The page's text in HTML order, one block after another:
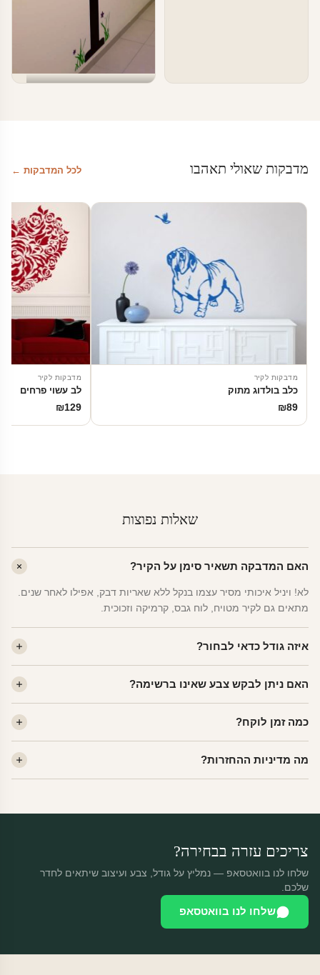
טפטים ומדבקות קיר בעסקים
מדבקות שאולי תאהבו לכל המדבקות ←
מדבקות לקיר
כלב בולדוג מתוק
₪89
מדבקות לקיר
לב עשוי פרחים
₪129
שאלות נפוצות
האם המדבקה תשאיר סימן על הקיר?
לא! ויניל איכותי מסיר עצמו בנקל ללא שאריות דבק, אפילו לאחר שנים.
מתאים גם לקיר מטויח, לוח גבס, קרמיקה וזכוכית.
איזה גודל כדאי לבחור?
שינה של מבוגרים — L. לפינה קטנה — S.
האם ניתן לבקש צבע שאינו ברשימה?
הצבעים זמינים ללא תוספת מחיר.
כמה זמן לוקח?
14:00 — יצאו באותו יום.
מה מדיניות ההחזרות?
צריכים עזרה בבחירה?
שלחו לנו בוואטסאפ — נמליץ על גודל, צבע ועיצוב שיתאים לחדר
שלכם.
שלחו לנו בוואטסאפ